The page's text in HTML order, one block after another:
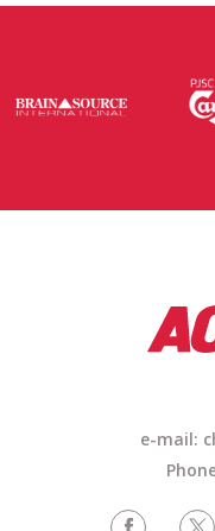
e-mail: